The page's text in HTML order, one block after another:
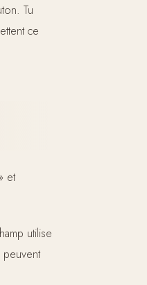
Tu
ce
et
utilise